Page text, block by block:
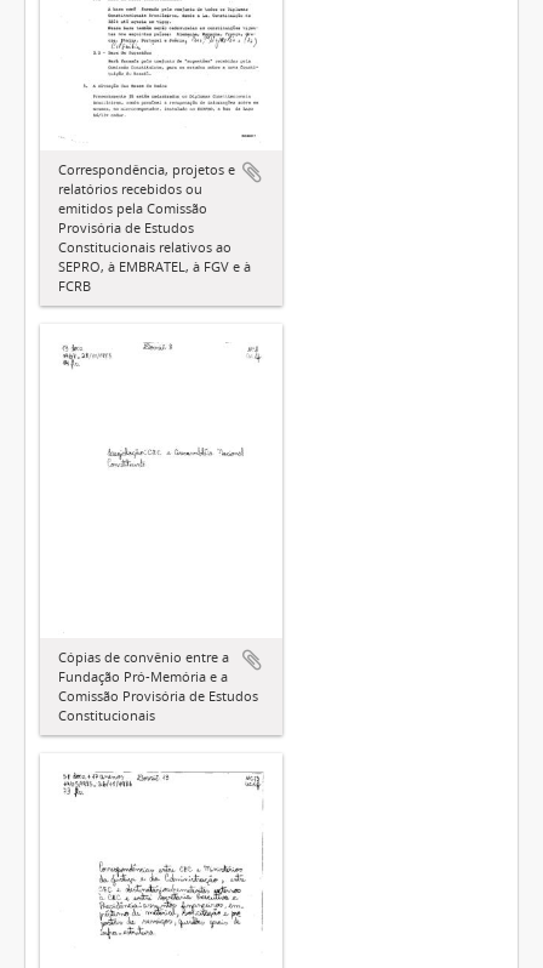
Correspondência, projetos e
relatórios recebidos ou
emitidos pela Comissão
Provisória de Estudos
Constitucionais relativos ao
SEPRO, à EMBRATEL, à FGV e à
FCRB
Cópias de convênio entre a
Fundação Pró-Memória e a
Comissão Provisória de Estudos
Constitucionais